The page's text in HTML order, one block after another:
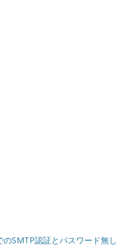
SMTP認証とパスワード無し